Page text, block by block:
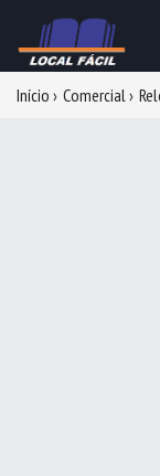
Início Comercial